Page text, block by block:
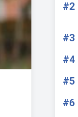
#2
#3
#4
#5
#6